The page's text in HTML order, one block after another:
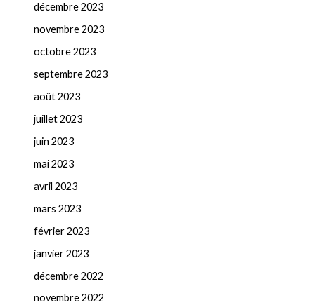
décembre 2023
novembre 2023
octobre 2023
septembre 2023
août 2023
juillet 2023
juin 2023
mai 2023
avril 2023
mars 2023
février 2023
janvier 2023
décembre 2022
novembre 2022